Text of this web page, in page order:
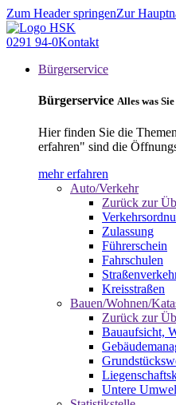
Zum Header springenZur
0291 94-0Kontakt
Bürgerservice
Bürgerservice Alles was
Hier finden Sie die
erfahren" sind die
mehr erfahren
Auto/Verkehr
Zurück zur
Zulassung
Führerschein
Fahrschulen
Kreisstraßen
Bauen/Wohnen/
Zurück zur
Bauaufsicht,
Untere